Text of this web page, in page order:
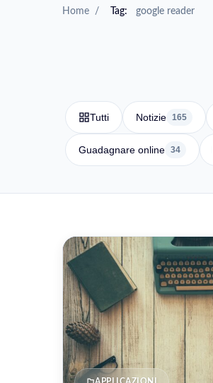
Home / Tag: google reader
Tutti Notizie 165
Guadagnare online 34